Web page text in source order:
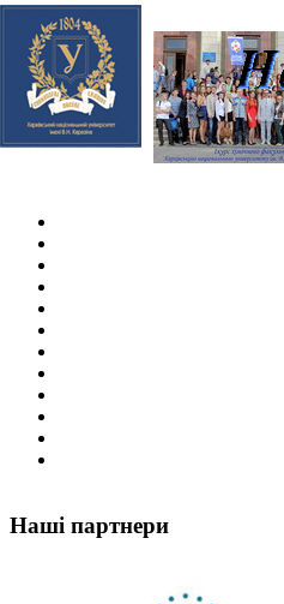
Skip navigation
Наші партнери